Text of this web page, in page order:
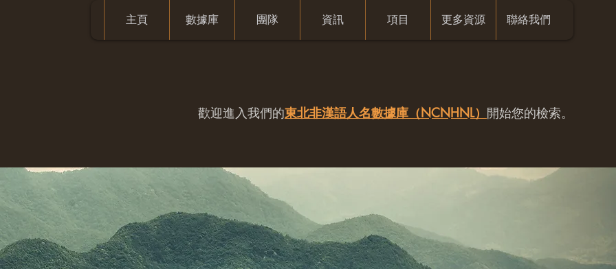
主頁 數據庫 團隊 資訊 項目 更多資源 聯絡我們
歡迎進入我們的東北非漢語人名數據庫（NCNHNL） 開始您的檢索。